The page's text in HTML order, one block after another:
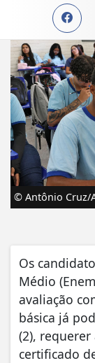
© Antônio Cruz/
Os
Médio
avaliação
básica já
(2),
certificado